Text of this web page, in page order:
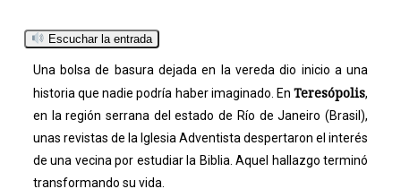
Escuchar la entrada
Una bolsa de basura dejada en la vereda dio inicio a una
historia que nadie podría haber imaginado. EnTeresópolis,
en la región serrana del estado de Río de Janeiro (Brasil),
unas revistas de la Iglesia Adventista despertaron el interés
de una vecina por estudiar la Biblia. Aquel hallazgo terminó
transformando su vida.